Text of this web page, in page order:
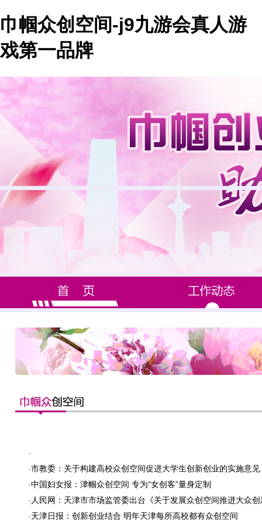
巾帼众创空间-j9九游会真人游
戏第一品牌
·
·市教委：关于构建高校众创空间促进大学生创新创业的实施意见
·中国妇女报：津帼众创空间 专为“女创客”量身定制
· 人民网：天津市市场监管委出台《关于发展众创空间推进大众
·天津日报：创新创业结合 明年天津每所高校都有众创空间